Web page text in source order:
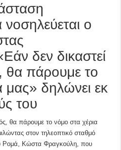
νοσηλεύεται ο
δεν δικαστεί
θα πάρουμε το
μας» δηλώνει εκ
του
θα πάρουμε το νόμο στα χέρια
στον τηλεοπτικό σταθμό
Ρομά, Κώστα Φραγκούλη, που